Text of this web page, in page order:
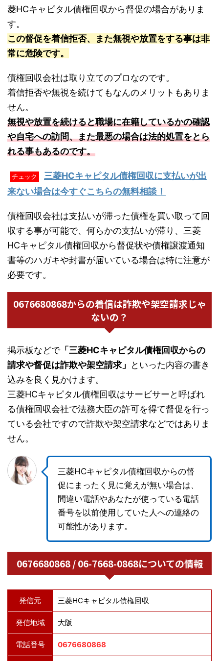
菱HCキャピタル債権回収から督促の場合がありま
す。
この督促を着信拒否、また無視や放置をする事は非
常に危険です。
債権回収会社は取り立てのプロなのです。
着信拒否や無視を続けてもなんのメリットもありま
せん。
無視や放置を続けると職場に在籍しているかの確認
や自宅への訪問、また最悪の場合は法的処置をとら
れる事もあるのです。
チェック
三菱HCキャピタル債権回収に支払いが出
来ない場合は今すぐこちらの無料相談！
債権回収会社は支払いが滞った債権を買い取って回
収する事が可能で、何らかの支払いが滞り、三菱
HCキャピタル債権回収から督促状や債権譲渡通知
書等のハガキや封書が届いている場合は特に注意が
必要です。
0676680868からの着信は詐欺や架空請求じゃ
ないの？
掲示板などで「三菱HCキャピタル債権回収からの
請求や督促は詐欺や架空請求」
といった内容の書き
込みを良く見かけます。
三菱HCキャピタル債権回収はサービサーと呼ばれ
る債権回収会社で法務大臣の許可を得て督促を行っ
ている会社ですので詐欺や架空請求などではありま
せん。
三菱HCキャピタル債権回収からの督
促にまったく見に覚えが無い場合は、
間違い電話やあなたが使っている電話
番号を以前使用していた人への連絡の
可能性があります。
0676680868 / 06-7668-0868についての情報
発信元 三菱HCキャピタル債権回収
発信地域 大阪
電話番号 0676680868